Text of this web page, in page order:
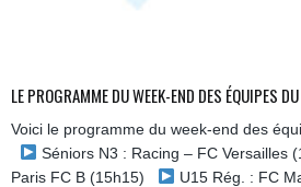
LE PROGRAMME DU WEEK-END DES ÉQUIPES
Voici le programme du week-end des
Séniors N3 : Racing – FC Versailles
Paris FC B (15h15)
U15 Rég. : FC